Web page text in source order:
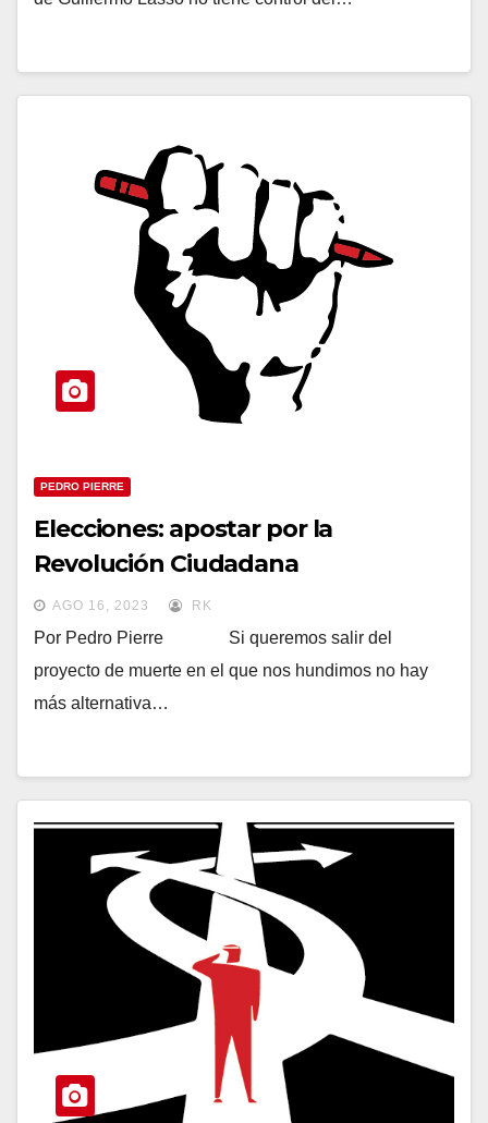
PEDRO PIERRE
Elecciones: apostar por la
Revolución Ciudadana
AGO 16, 2023 RK
Por Pedro Pierre Si queremos salir del
proyecto de muerte en el que nos hundimos no hay
más alternativa…